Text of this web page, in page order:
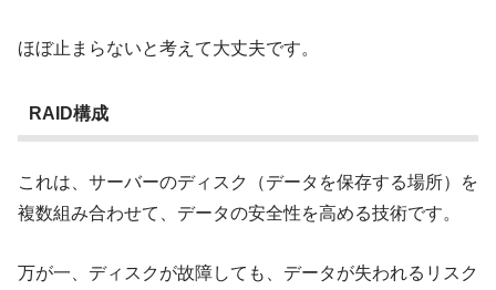
ほぼ止まらないと考えて大丈夫です。
RAID構成
これは、サーバーのディスク（データを保存する場所）を
複数組み合わせて、データの安全性を高める技術です。
万が一、ディスクが故障しても、データが失われるリスク